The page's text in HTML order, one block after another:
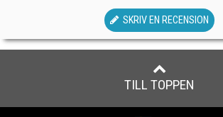
SKRIV EN RECENSION
TILL TOPPEN